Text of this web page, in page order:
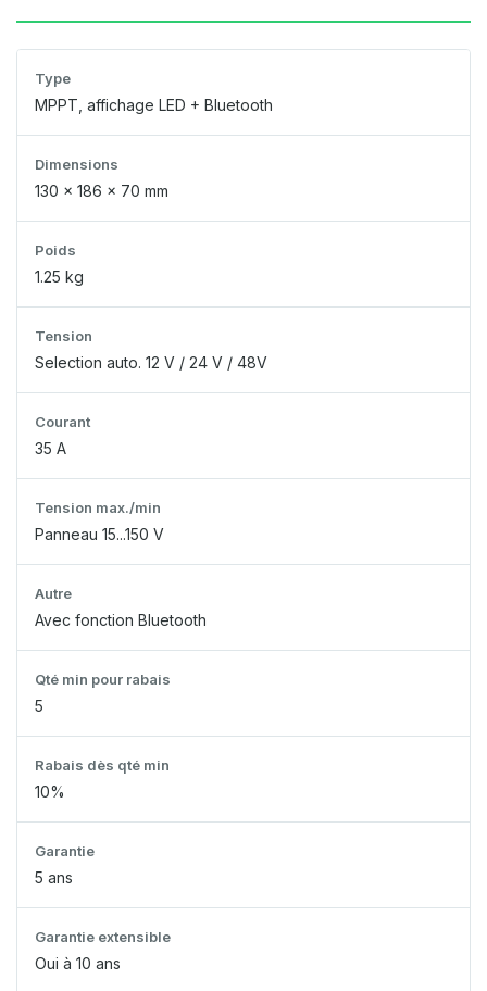
Type
MPPT, affichage LED + Bluetooth
Dimensions
130 x 186 x 70 mm
Poids
1.25 kg
Tension
Selection auto. 12 V / 24 V / 48V
Courant
35 A
Tension max./min
Panneau 15...150 V
Autre
Avec fonction Bluetooth
Qté min pour rabais
5
Rabais dès qté min
10%
Garantie
5 ans
Garantie extensible
Oui à 10 ans